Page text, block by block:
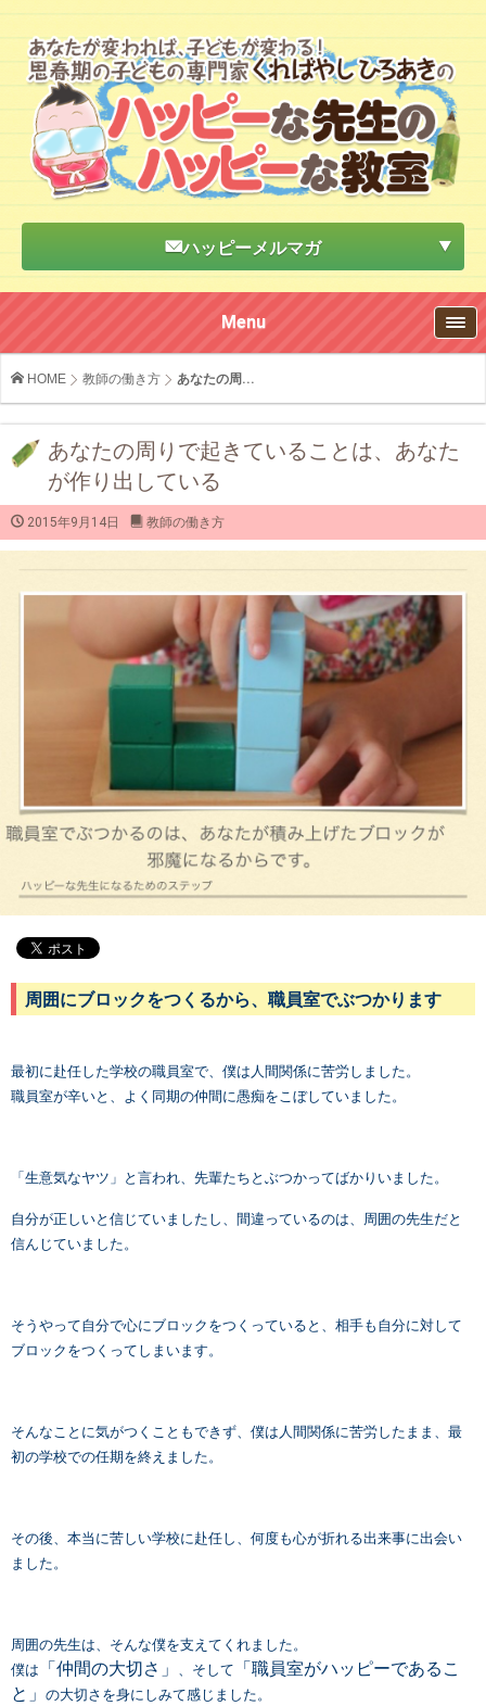
ハッピーメルマガ
Menu
HOME 教師の働き方 あなたの周...
あなたの周りで起きていることは、あなた
が作り出している
2015年9月14日 教師の働き方
周囲にブロックをつくるから、職員室でぶつかります
最初に赴任した学校の職員室で、僕は人間関係に苦労しました。
職員室が辛いと、よく同期の仲間に愚痴をこぼしていました。
「生意気なヤツ」と言われ、先輩たちとぶつかってばかりいました。
自分が正しいと信じていましたし、間違っているのは、周囲の先生だと
信んじていました。
そうやって自分で心にブロックをつくっていると、相手も自分に対して
ブロックをつくってしまいます。
そんなことに気がつくこともできず、僕は人間関係に苦労したまま、最
初の学校での任期を終えました。
その後、本当に苦しい学校に赴任し、何度も心が折れる出来事に出会い
ました。
周囲の先生は、そんな僕を支えてくれました。
僕は
「仲間の大切さ」 、そして
「職員室がハッピーであるこ
と」 の大切さを身にしみて感じました。